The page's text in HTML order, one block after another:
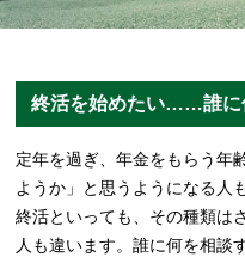
終活を始めたい……誰に
定年を過ぎ、年金をもらう年
ようか」と思うようになる人
終活といっても、その種類は
人も違います。誰に何を相談